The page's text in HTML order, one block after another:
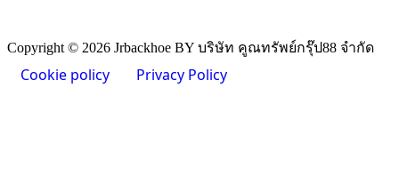
Copyright © 2026 Jrbackhoe BY บริษัท คูณทรัพย์กรุ๊ป88 จำกัด
Cookie policy Privacy Policy